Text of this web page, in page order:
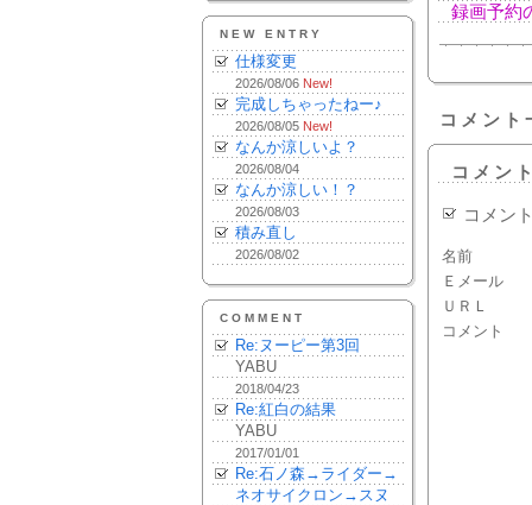
NEW ENTRY
仕様変更
2026/08/06 New!
完成しちゃったねー♪
2026/08/05 New!
なんか涼しいよ？
2026/08/04
なんか涼しい！？
2026/08/03
積み直し
2026/08/02
COMMENT
Re:ヌーピー第3回
YABU
2018/04/23
Re:紅白の結果
YABU
2017/01/01
Re:石ノ森→ライダー→
ネオサイクロン→スヌ
録画予約
コメント
コメン
コメン
名前
Ｅメール
ＵＲＬ
コメント